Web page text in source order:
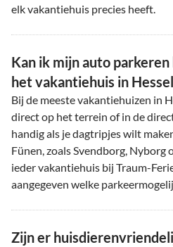
elk vakantiehuis precies heeft.
Kan ik mijn auto
het vakantiehuis in
Bij de meeste vakantiehuizen in
direct op het terrein of in de
handig als je dagtripjes wilt
Fünen, zoals Svendborg, Nyborg
ieder vakantiehuis bij Traum-
aangegeven welke
Zijn er